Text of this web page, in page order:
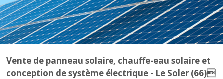
Vente de panneau solaire, chauffe-eau solaire et
conception de système électrique - Le Soler (66)